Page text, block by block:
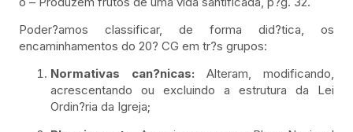
Poder?amos classificar, de forma did?tica, os
encaminhamentos do 20? CG em tr?s grupos:
Normativas can?nicas: Alteram, modificando,
acrescentando ou excluindo a estrutura da Lei
Ordin?ria da Igreja;